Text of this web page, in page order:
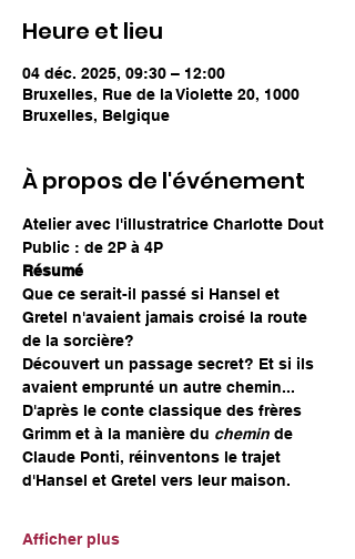
Heure et lieu
04 déc. 2025, 09:30 – 12:00
Bruxelles, Rue de la Violette 20, 1000
Bruxelles, Belgique
À propos de l'événement
Atelier avec l'illustratrice Charlotte Dout
Public : de 2P à 4P
Résumé
Que ce serait-il passé si Hansel et
Gretel n'avaient jamais croisé la route
de la sorcière?
Découvert un passage secret? Et si ils
avaient emprunté un autre chemin...
D'après le conte classique des frères
Grimm et à la manière du chemin de
Claude Ponti, réinventons le trajet
d'Hansel et Gretel vers leur maison.
Afficher plus